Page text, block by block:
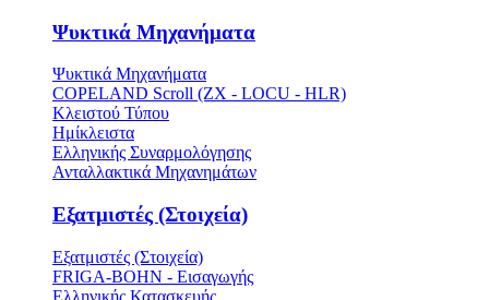
Ψυκτικά Μηχανήματα
Ψυκτικά Μηχανήματα
COPELAND Scroll (ZX - LOCU - HLR)
Κλειστού Τύπου
Ημίκλειστα
Ελληνικής Συναρμολόγησης
Ανταλλακτικά Μηχανημάτων
Εξατμιστές (Στοιχεία)
Εξατμιστές (Στοιχεία)
FRIGA-BOHN - Εισαγωγής
Ελληνικής Κατασκευής